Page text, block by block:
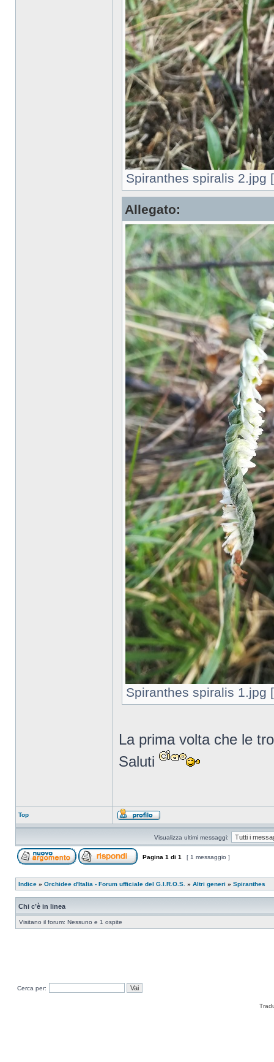
Spiranthes spiralis 2.jpg
Allegato:
Spiranthes spiralis 1.jpg
La prima volta che le
Saluti
Top
Visualizza ultimi messaggi:
Pagina 1 di 1 [ 1 messaggio ]
Indice » Orchidee d'Italia - Forum ufficiale del G.I.R.O.S. » Altri generi » Spiranthes
Chi c’è in linea
Visitano il forum: Nessuno e 1 ospite
Cerca per: